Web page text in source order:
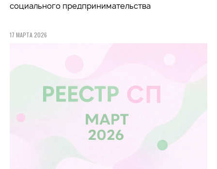
социального предпринимательства
17 МАРТА 2026